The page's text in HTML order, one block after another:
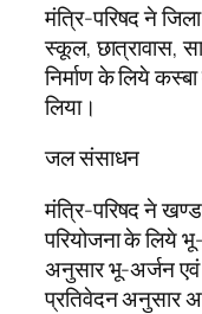
मंत्रि-परिषद ने
स्कूल, छात्रावास,
निर्माण के लिये
लिया।
जल संसाधन
मंत्रि-परिषद ने
परियोजना के लिये
अनुसार भू-अर्जन एवं
प्रतिवेदन अनुसार